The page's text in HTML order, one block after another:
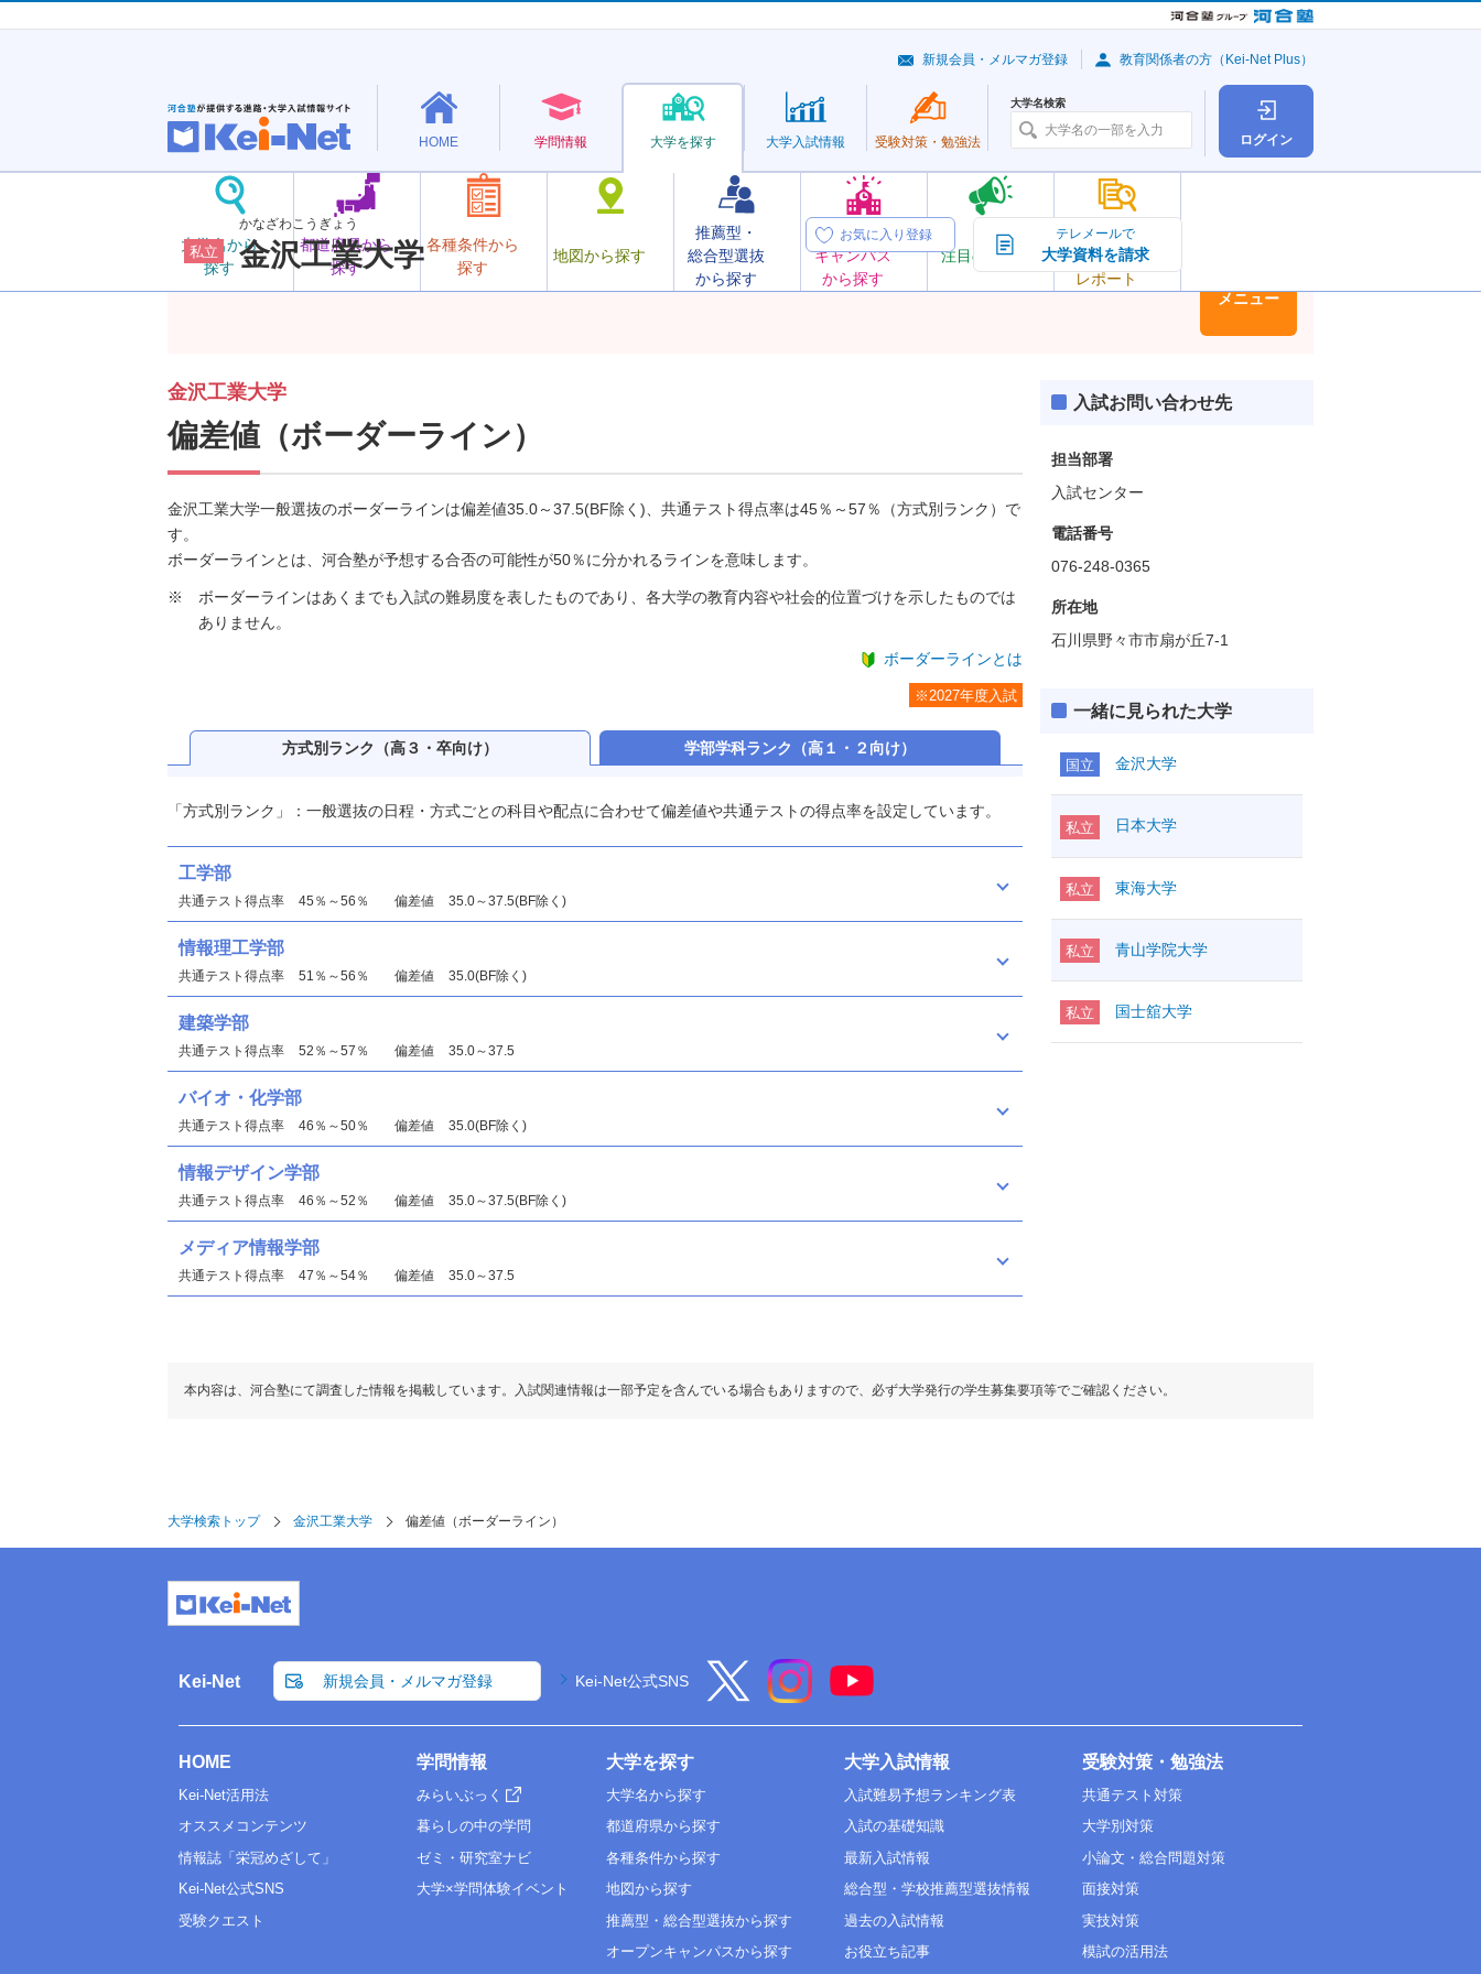
ログイン
HOME 学問情報 大学を探す
大学名から
探す
都道府県から
探す
各種条件から
探す
地図から探す
推薦型・
総合型選抜
から探す
オープン
キャンパス
から探す
注目の大学
大学の今
トピック＆
レポート
大学入試情報 受験対策・ 勉強法
大学名検索
新規会員・メルマガ登録 教育関係者の方（Kei-Net Plus）
私立
かなざわこうぎょう
金沢工業大学
お気に入り登録 テレメールで
大学資料を請求
メニュー
金沢工業大学
偏差値（ボーダーライン）
金沢工業大学一般選抜のボーダーラインは偏差値35.0～37.5(BF除く)、共通テスト得点率は45％～57％（方式別ランク）で
す。
ボーダーラインとは、河合塾が予想する合否の可能性が50％に分かれるラインを意味します。
ボーダーラインはあくまでも入試の難易度を表したものであり、各大学の教育内容や社会的位置づけを示したものでは
ありません。
ボーダーラインとは
※2027年度入試
方式別ランク （高３・卒向け） 学部学科ランク （高１・２向け）
「方式別ランク」：一般選抜の日程・方式ごとの科目や配点に合わせて偏差値や共通テストの得点率を設定しています。
工学部
共通テスト得点率 45％～56％ 偏差値 35.0～37.5(BF除く)
情報理工学部
共通テスト得点率 51％～56％ 偏差値 35.0(BF除く)
建築学部
共通テスト得点率 52％～57％ 偏差値 35.0～37.5
バイオ・化学部
共通テスト得点率 46％～50％ 偏差値 35.0(BF除く)
情報デザイン学部
共通テスト得点率 46％～52％ 偏差値 35.0～37.5(BF除く)
メディア情報学部
共通テスト得点率 47％～54％ 偏差値 35.0～37.5
偏差値 37.5
偏差値 37.5～40.0
偏差値
メディア情報学部
偏差値 37.5(BF除く)
入試お問い合わせ先
担当部署
入試センター
電話番号
076-248-0365
所在地
石川県野々市市扇が丘7-1
一緒に見られた大学
国立 金沢大学
私立 日本大学
私立 東海大学
私立 青山学院大学
私立 国士舘大学
本内容は、河合塾にて調査した情報を掲載しています。入試関連情報は一部予定を含んでいる場合もありますので、必ず大学発行の学生募集要項等でご確認ください。
大学検索トップ 金沢工業大学 偏差値（ボーダーライン）
Kei-Net 新規会員・メルマガ登録 Kei-Net公式SNS
HOME
Kei-Net活用法
オススメコンテンツ
情報誌「栄冠めざして」
Kei-Net公式SNS
受験クエスト
学問情報
みらいぶっく
暮らしの中の学問
ゼミ・研究室ナビ
大学×学問体験イベント
大学を探す
大学名から探す
都道府県から探す
各種条件から探す
地図から探す
推薦型・総合型選抜から探す
オープンキャンパスから探す
大学入試情報
入試難易予想ランキング表
入試の基礎知識
最新入試情報
総合型・学校推薦型選抜情報
過去の入試情報
お役立ち記事
受験対策・勉強法
共通テスト対策
大学別対策
小論文・総合問題対策
面接対策
実技対策
模試の活用法